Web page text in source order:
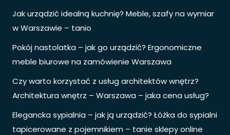
Jak urządzić idealną kuchnię? Meble, szafy na wymiar
w Warszawie – tanio
Pokój nastolatka – jak go urządzić? Ergonomiczne
meble biurowe na zamówienie Warszawa
Czy warto korzystać z usług architektów wnętrz?
Architektura wnętrz – Warszawa – jaka cena usług?
Elegancka sypialnia – jak ją urządzić? Łóżka do sypialni
tapicerowane z pojemnikiem – tanie sklepy online